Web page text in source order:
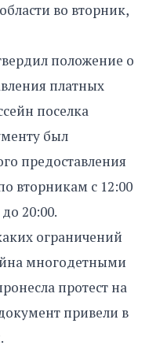
во вторник,
положение о
платных
поселка
был
предоставления
вторникам с 12:00
20:00.
ограничений
многодетными
протест на
привели в